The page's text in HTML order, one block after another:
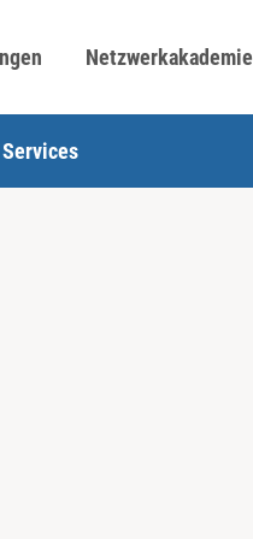
Netzwerkakademie
Services